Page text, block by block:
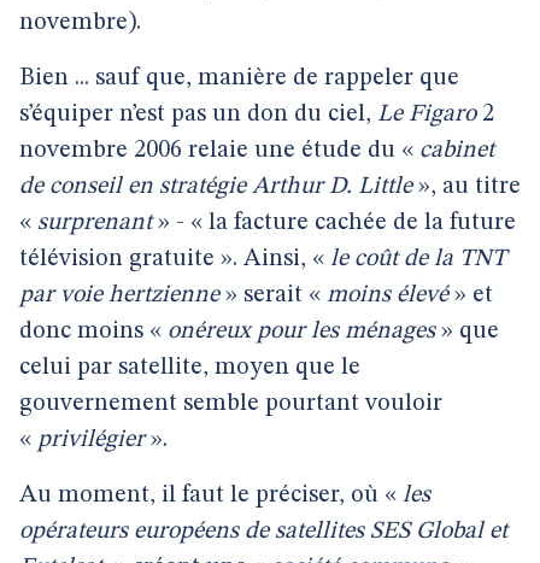
novembre).
Bien ... sauf que, manière de rappeler que
s’équiper n’est pas un don du ciel, Le Figaro2
novembre 2006 relaie une étude du « cabinet
de conseil en stratégie Arthur D. Little», au titre
« surprenant» - « la facture cachée de la future
télévision gratuite ». Ainsi, « le coût de la TNT
par voie hertzienne» serait « moins élevé» et
donc moins « onéreux pour les ménages» que
celui par satellite, moyen que le
gouvernement semble pourtant vouloir
« privilégier».
Au moment, il faut le préciser, où « les
opérateurs européens de satellites SES Global et